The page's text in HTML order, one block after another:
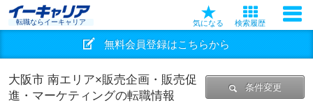
転職ならイーキャリア 気になる 検索履歴
無料会員登録はこちらから
大阪市 南エリア×販売企画・販売促
進・マーケティングの転職情報
条件変更